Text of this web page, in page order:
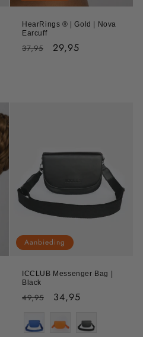
HearRings ® | Gold | Nova
Earcuff
Normale
37,95 Aanbiedingsprijs
29,95
Aanbieding
ICCLUB Messenger Bag |
Black
Normale
49,95 Aanbiedingsprijs
34,95